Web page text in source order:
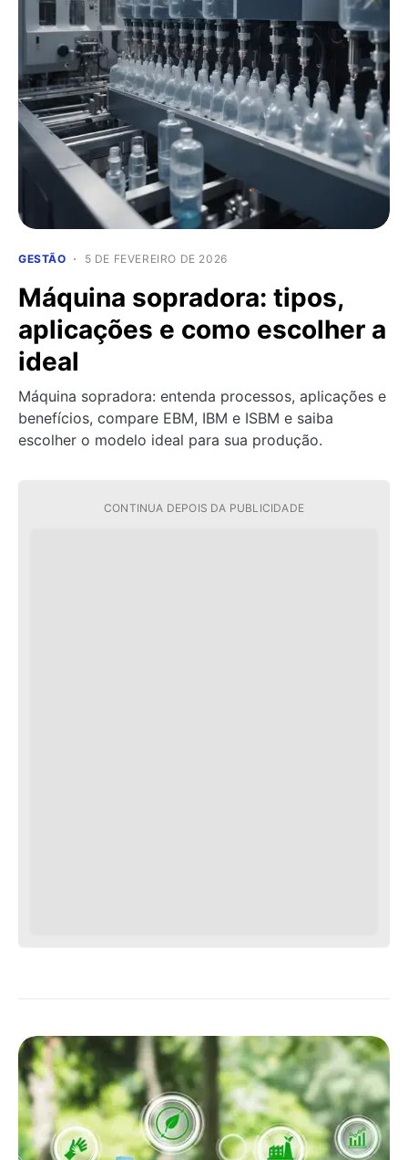
GESTÃO 5 DE FEVEREIRO DE 2026
Máquina sopradora: tipos,
aplicações e como escolher a
ideal
Máquina sopradora: entenda processos, aplicações e
benefícios, compare EBM, IBM e ISBM e saiba
escolher o modelo ideal para sua produção.
CONTINUA DEPOIS DA PUBLICIDADE